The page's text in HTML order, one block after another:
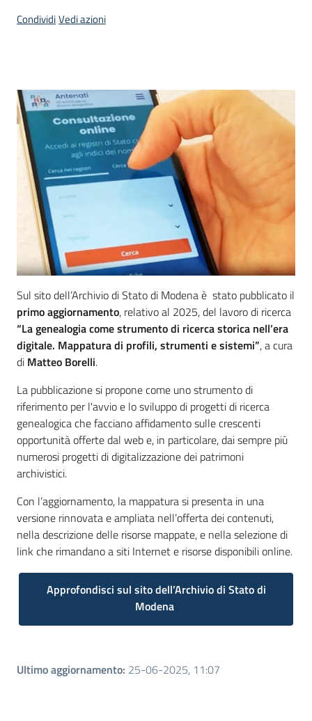
CondividiVedi azioni
Introduzione
Sul sito dell’Archivio di Stato di Modena è stato pubblicato il
primo aggiornamento, relativo al 2025, del lavoro di ricerca
“La genealogia come strumento di ricerca storica nell’era
digitale. Mappatura di profili, strumenti e sistemi”, a cura
di Matteo Borelli.
La pubblicazione si propone come uno strumento di
riferimento per l'avvio e lo sviluppo di progetti di ricerca
genealogica che facciano affidamento sulle crescenti
opportunità offerte dal web e, in particolare, dai sempre più
numerosi progetti di digitalizzazione dei patrimoni
archivistici.
Con l’aggiornamento, la mappatura si presenta in una
versione rinnovata e ampliata nell’offerta dei contenuti,
nella descrizione delle risorse mappate, e nella selezione di
link che rimandano a siti Internet e risorse disponibili online.
Approfondisci sul sito dell’Archivio di Stato di
Modena
Ultimo aggiornamento: 25-06-2025, 11:07